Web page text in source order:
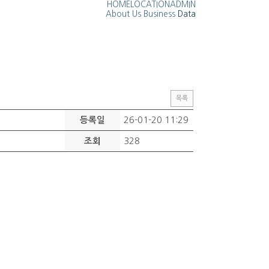
HOME LOCATIONADMIN
About Us Business Data
목록
등록일 26-01-20 11:29
조회 328